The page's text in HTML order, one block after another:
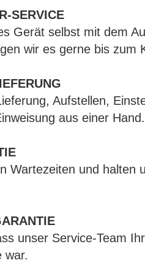
SERVICE
Gerät selbst mit dem
wir es gerne bis zum
Aufstellen,
aus einer Hand.
Wartezeiten und halten
unser Service-Team
war.